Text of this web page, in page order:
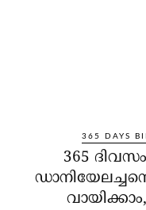
365 DAYS
365 ദിവസം